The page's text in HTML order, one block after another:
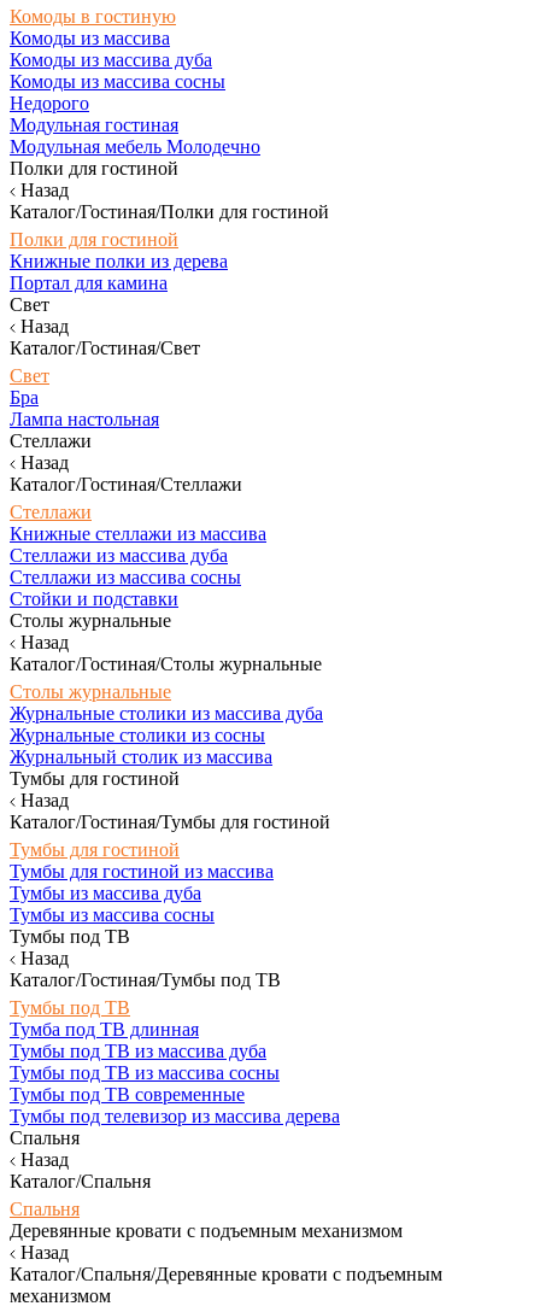
Комоды в гостиную
Комоды из массива
Комоды из массива дуба
Комоды из массива сосны
Недорого
Модульная гостиная
Модульная мебель Молодечно
Полки для гостиной
Назад
Каталог/Гостиная/Полки для гостиной
Полки для гостиной
Книжные полки из дерева
Портал для камина
Свет
Назад
Каталог/Гостиная/Свет
Свет
Бра
Лампа настольная
Стеллажи
Назад
Каталог/Гостиная/Стеллажи
Стеллажи
Книжные стеллажи из массива
Стеллажи из массива дуба
Стеллажи из массива сосны
Стойки и подставки
Столы журнальные
Назад
Каталог/Гостиная/Столы журнальные
Столы журнальные
Журнальные столики из массива дуба
Журнальные столики из сосны
Журнальный столик из массива
Тумбы для гостиной
Назад
Каталог/Гостиная/Тумбы для гостиной
Тумбы для гостиной
Тумбы для гостиной из массива
Тумбы из массива дуба
Тумбы из массива сосны
Тумбы под ТВ
Назад
Каталог/Гостиная/Тумбы под ТВ
Тумбы под ТВ
Тумба под ТВ длинная
Тумбы под ТВ из массива дуба
Тумбы под ТВ из массива сосны
Тумбы под ТВ современные
Тумбы под телевизор из массива дерева
Спальня
Назад
Каталог/Спальня
Спальня
Деревянные кровати с подъемным механизмом
Назад
Каталог/Спальня/Деревянные кровати с подъемным
механизмом